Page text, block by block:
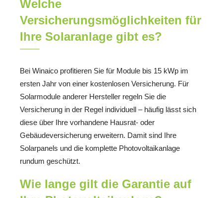
Welche
Versicherungsmöglichkeiten für
Ihre Solaranlage gibt es?
Bei Winaico profitieren Sie für Module bis 15 kWp im
ersten Jahr von einer kostenlosen Versicherung. Für
Solarmodule anderer Hersteller regeln Sie die
Versicherung in der Regel individuell – häufig lässt sich
diese über Ihre vorhandene Hausrat- oder
Gebäudeversicherung erweitern. Damit sind Ihre
Solarpanels und die komplette Photovoltaikanlage
rundum geschützt.
Wie lange gilt die Garantie auf